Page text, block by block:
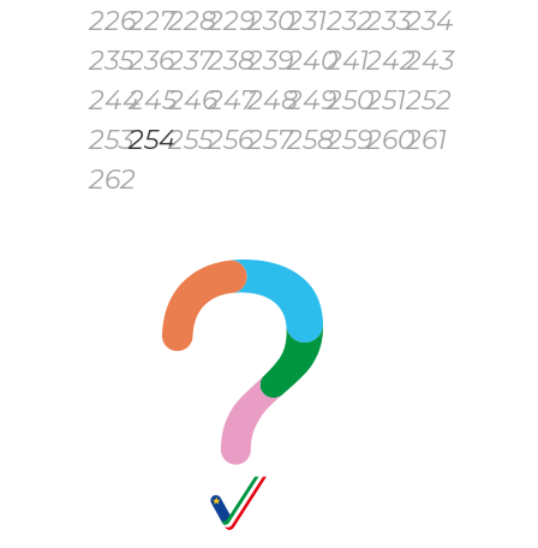
226227228229230231232233234
235236237238239240241242243
244245246247248249250251252
253254255256257258259260261
262